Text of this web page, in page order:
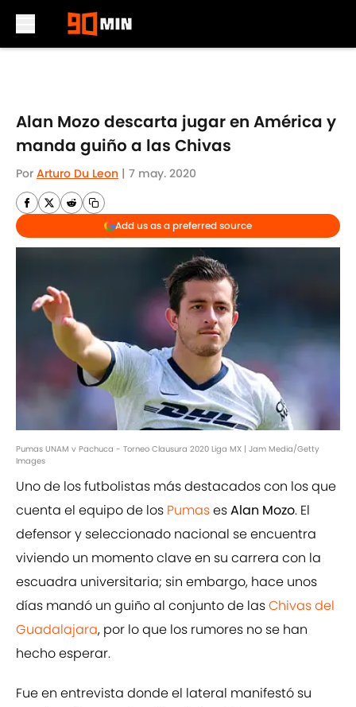
Alan Mozo descarta jugar en América y
manda guiño a las Chivas
Por Arturo Du Leon | 7 may. 2020
Add us as a preferred source
Pumas UNAM v Pachuca - Torneo Clausura 2020 Liga MX | Jam Media/Getty
Images
Uno de los futbolistas más destacados con los que
cuenta el equipo de los PumasesAlan Mozo. El
defensor y seleccionado nacional se encuentra
viviendo un momento clave en su carrera con la
escuadra universitaria; sin embargo, hace unos
días mandó un guiño al conjunto de lasChivas del
Guadalajara, por lo que los rumores no se han
hecho esperar.
Fue en entrevista donde el lateral manifestó su